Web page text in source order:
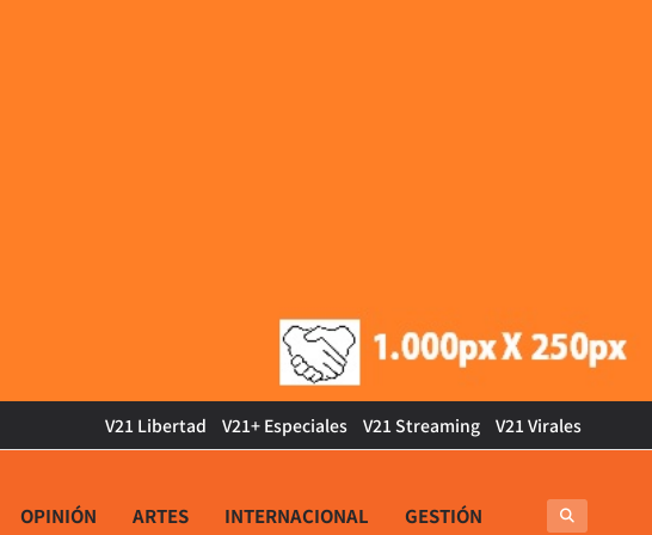
V21 Libertad V21+ Especiales V21 Streaming V21 Virales
OPINIÓN ARTES INTERNACIONAL GESTIÓN